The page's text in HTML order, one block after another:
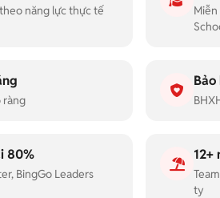
năng lực thực tế
ràng
80%
BingGo Leaders
12+
ty